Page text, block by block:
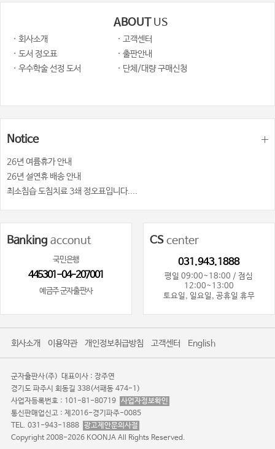
ABOUTUS
· 회사소개
· 고객센터
· 도서 정오표
· 출판안내
· 우수학술 선정 도서
· 단체/대량 구매신청
Notice
26년 여륨휴가 안내
26년 설연휴 배송 안내
최소침습 도침치료 3쇄 정오표입니다....
Banking acconut
국민은행
445301-04-207001
예금주 군자출판사
CScenter
031.943.1888
평일 09:00~18:00 / 점심
12:00~13:00
토요일, 일요일, 공휴일 휴무
회사소개 이용약관 개인정보취급방침 고객센터 English
군자출판사(주) 대표이사 : 장주연
경기도 파주시 회동길 338(서패동 474-1)
사업자등록번호 : 101-81-80719 사업자정보확인
통신판매업신고 : 제2016-경기파주-0085
TEL. 031-943-1888 광고제안문의사절
Copyright 2008-2026 KOONJA All Rights Reserved.